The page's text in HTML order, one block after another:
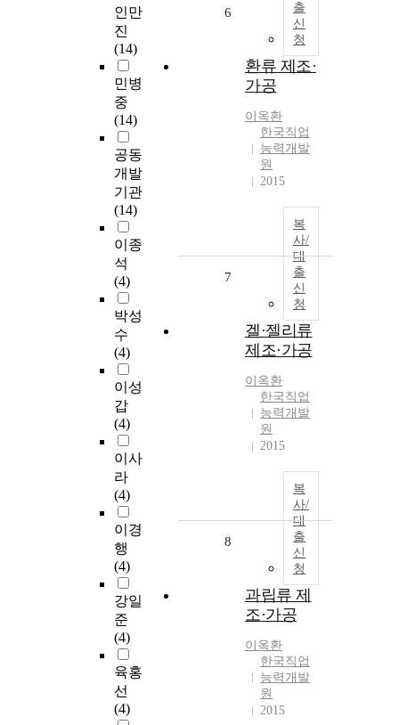
인만
진
(14)
민병
중
(14)
공동
개발
기관
(14)
이종
석
(4)
박성
수
(4)
이성
갑
(4)
이사
라
(4)
이경
행
(4)
강일
준
(4)
육홍
선
(4)
출
신
청
6
환류 제조·
가공
이옥환
한국직업
능력개발
원
2015
복
사/
대
출
신
청
7
겔·젤리류
제조·가공
이옥환
한국직업
능력개발
원
2015
복
사/
대
출
신
청
8
과립류 제
조·가공
이옥환
한국직업
능력개발
원
2015